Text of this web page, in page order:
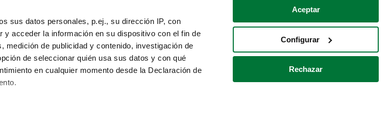
sus datos personales, p.ej., su dirección IP, con
acceder la información en su dispositivo con el fin de
medición de publicidad y contenido, investigación de
de seleccionar quién usa sus datos y con qué
en cualquier momento desde la Declaración de
Aceptar
Configurar
Rechazar